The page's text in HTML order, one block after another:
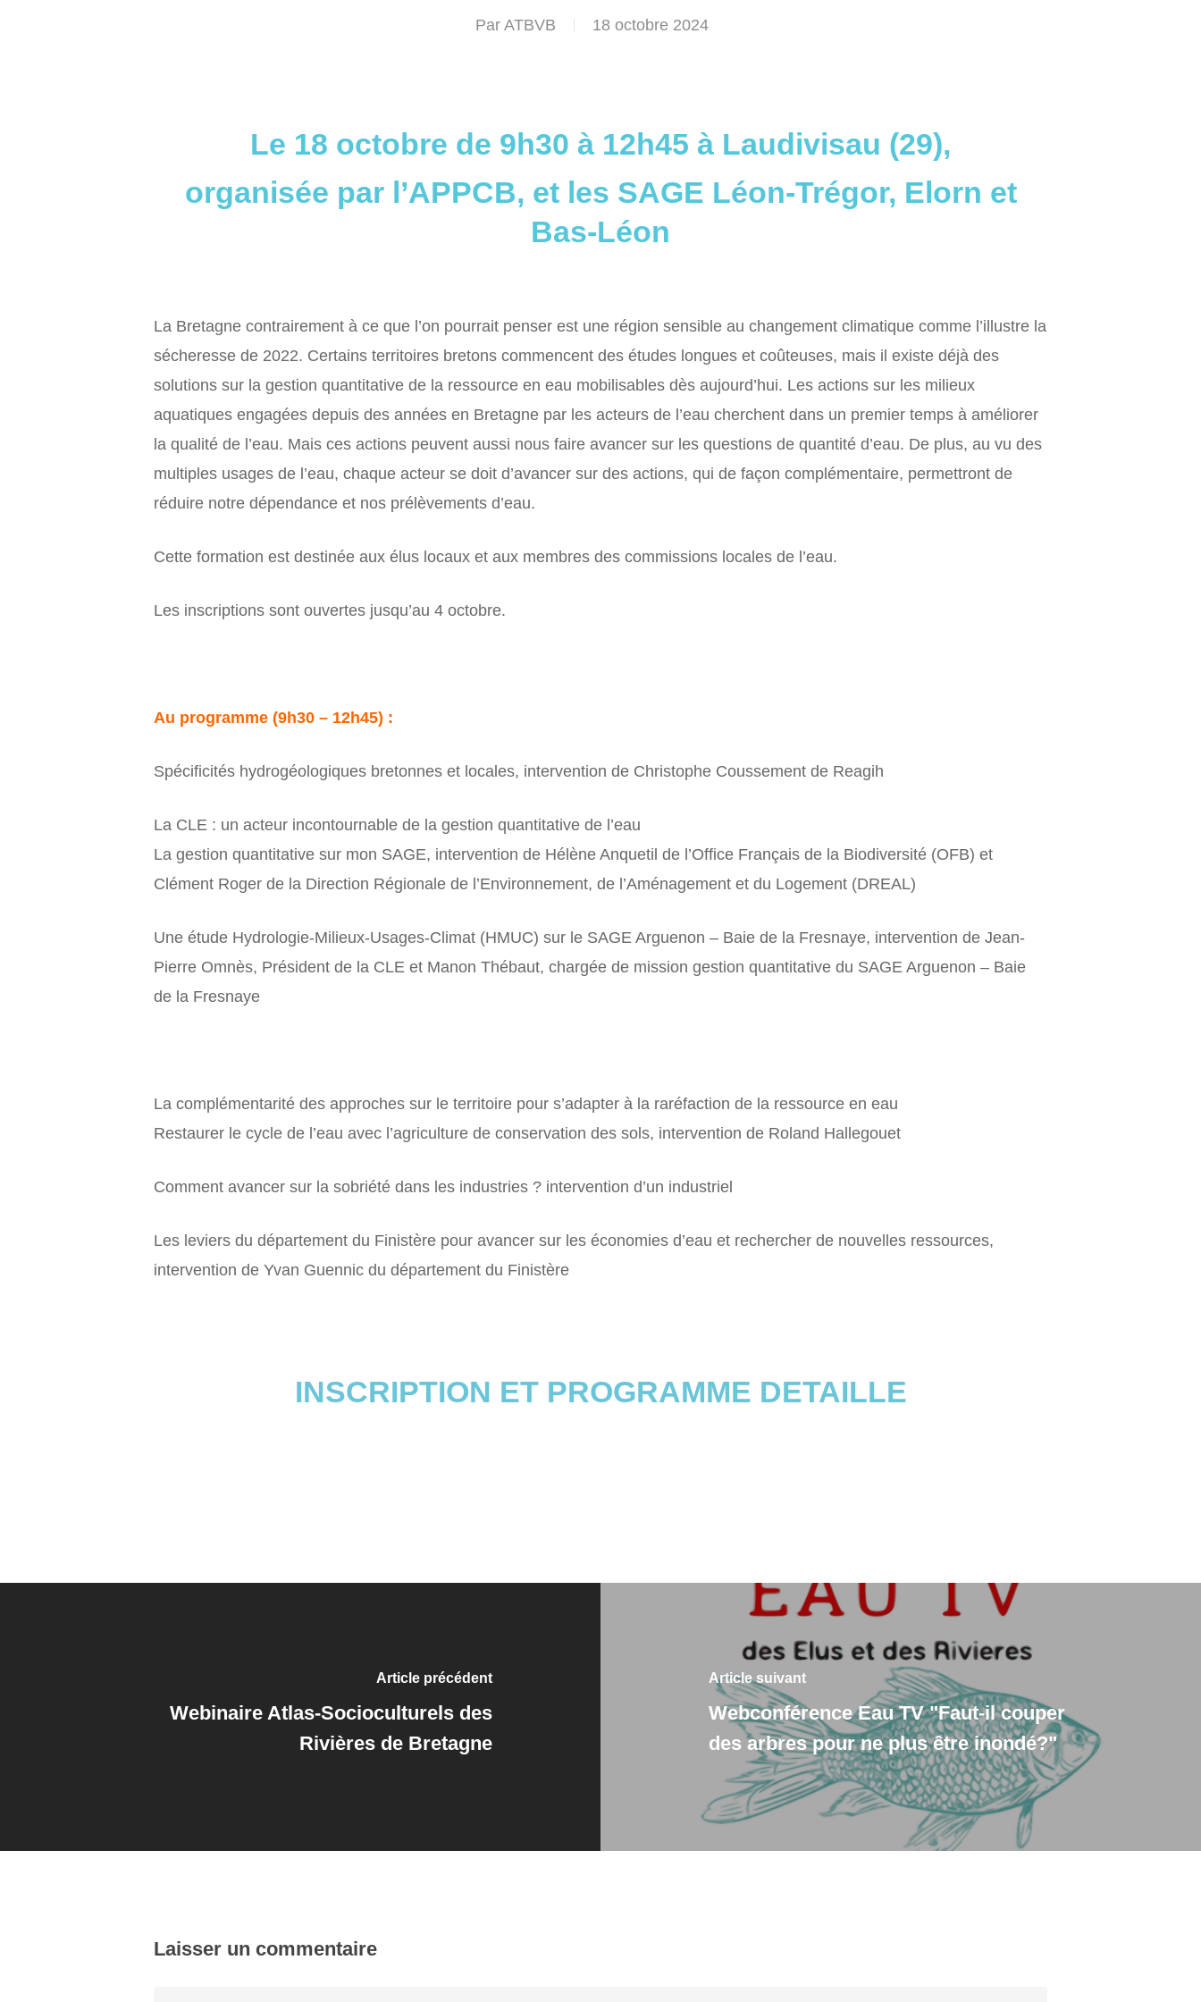
Par ATBVB 18 octobre 2024
Le 18 octobre de 9h30 à 12h45 à Laudivisau (29),
organisée par l’APPCB, et les SAGE Léon-Trégor, Elorn et
Bas-Léon
La Bretagne contrairement à ce que l’on pourrait penser est une région sensible au changement climatique comme l’illustre la
sécheresse de 2022. Certains territoires bretons commencent des études longues et coûteuses, mais il existe déjà des
solutions sur la gestion quantitative de la ressource en eau mobilisables dès aujourd’hui. Les actions sur les milieux
aquatiques engagées depuis des années en Bretagne par les acteurs de l’eau cherchent dans un premier temps à améliorer
la qualité de l’eau. Mais ces actions peuvent aussi nous faire avancer sur les questions de quantité d’eau. De plus, au vu des
multiples usages de l’eau, chaque acteur se doit d’avancer sur des actions, qui de façon complémentaire, permettront de
réduire notre dépendance et nos prélèvements d’eau.
Cette formation est destinée aux élus locaux et aux membres des commissions locales de l’eau.
Les inscriptions sont ouvertes jusqu’au 4 octobre.
Au programme (9h30 – 12h45) :
Spécificités hydrogéologiques bretonnes et locales, intervention de Christophe Coussement de Reagih
La CLE : un acteur incontournable de la gestion quantitative de l’eau
La gestion quantitative sur mon SAGE, intervention de Hélène Anquetil de l’Office Français de la Biodiversité (OFB) et
Clément Roger de la Direction Régionale de l’Environnement, de l’Aménagement et du Logement (DREAL)
Une étude Hydrologie-Milieux-Usages-Climat (HMUC) sur le SAGE Arguenon – Baie de la Fresnaye, intervention de Jean-
Pierre Omnès, Président de la CLE et Manon Thébaut, chargée de mission gestion quantitative du SAGE Arguenon – Baie
de la Fresnaye
La complémentarité des approches sur le territoire pour s’adapter à la raréfaction de la ressource en eau
Restaurer le cycle de l’eau avec l’agriculture de conservation des sols, intervention de Roland Hallegouet
Comment avancer sur la sobriété dans les industries ? intervention d’un industriel
Les leviers du département du Finistère pour avancer sur les économies d’eau et rechercher de nouvelles ressources,
intervention de Yvan Guennic du département du Finistère
INSCRIPTION ET PROGRAMME DETAILLE
Article précédent
Webinaire Atlas-Socioculturels des
Rivières de Bretagne
Article suivant
Webconférence Eau TV "Faut-il couper
des arbres pour ne plus être inondé?"
Laisser un commentaire